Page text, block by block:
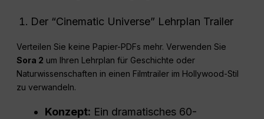
Der “Cinematic Universe” Lehrplan Trailer
Verteilen Sie keine Papier-PDFs mehr. Verwenden Sie
Sora 2 um Ihren Lehrplan für Geschichte oder
Naturwissenschaften in einen Filmtrailer im Hollywood-Stil
zu verwandeln.
Konzept: Ein dramatisches 60-